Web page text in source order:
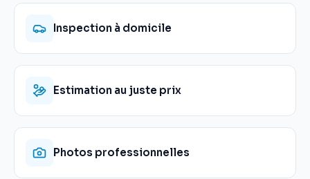
Inspection à domicile
Estimation au juste prix
Photos professionnelles